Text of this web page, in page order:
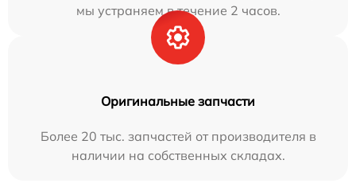
мы устраняем в течение 2 часов.
Оригинальные запчасти
Более 20 тыс. запчастей от производителя в
наличии на собственных складах.